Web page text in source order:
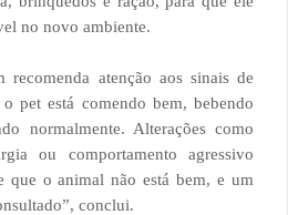
no novo ambiente.
recomenda atenção aos sinais de
o pet está comendo bem, bebendo
normalmente. Alterações como
ou comportamento agressivo
que o animal não está bem, e um
conclui.